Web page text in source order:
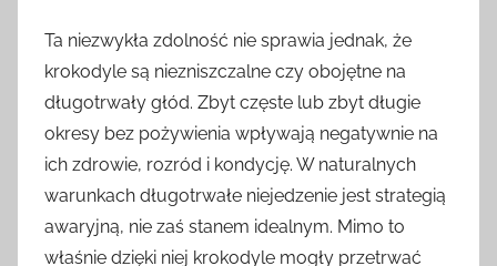
Ta niezwykła zdolność nie sprawia jednak, że
krokodyle są niezniszczalne czy obojętne na
długotrwały głód. Zbyt częste lub zbyt długie
okresy bez pożywienia wpływają negatywnie na
ich zdrowie, rozród i kondycję. W naturalnych
warunkach długotrwałe niejedzenie jest strategią
awaryjną, nie zaś stanem idealnym. Mimo to
właśnie dzięki niej krokodyle mogły przetrwać